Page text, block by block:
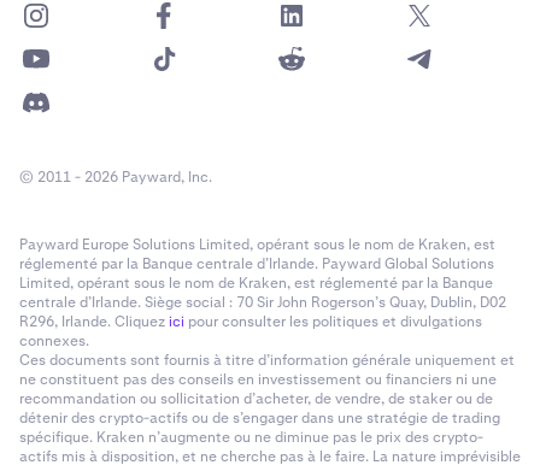
© 2011 - 2026 Payward, Inc.
Payward Europe Solutions Limited, opérant sous le nom de Kraken, est
réglementé par la Banque centrale d’Irlande. Payward Global Solutions
Limited, opérant sous le nom de Kraken, est réglementé par la Banque
centrale d’Irlande. Siège social : 70 Sir John Rogerson’s Quay, Dublin, D02
R296, Irlande. Cliquezici pour consulter les politiques et divulgations
connexes.
Ces documents sont fournis à titre d’information générale uniquement et
ne constituent pas des conseils en investissement ou financiers ni une
recommandation ou sollicitation d’acheter, de vendre, de staker ou de
détenir des crypto-actifs ou de s’engager dans une stratégie de trading
spécifique. Kraken n’augmente ou ne diminue pas le prix des crypto-
actifs mis à disposition, et ne cherche pas à le faire. La nature imprévisible